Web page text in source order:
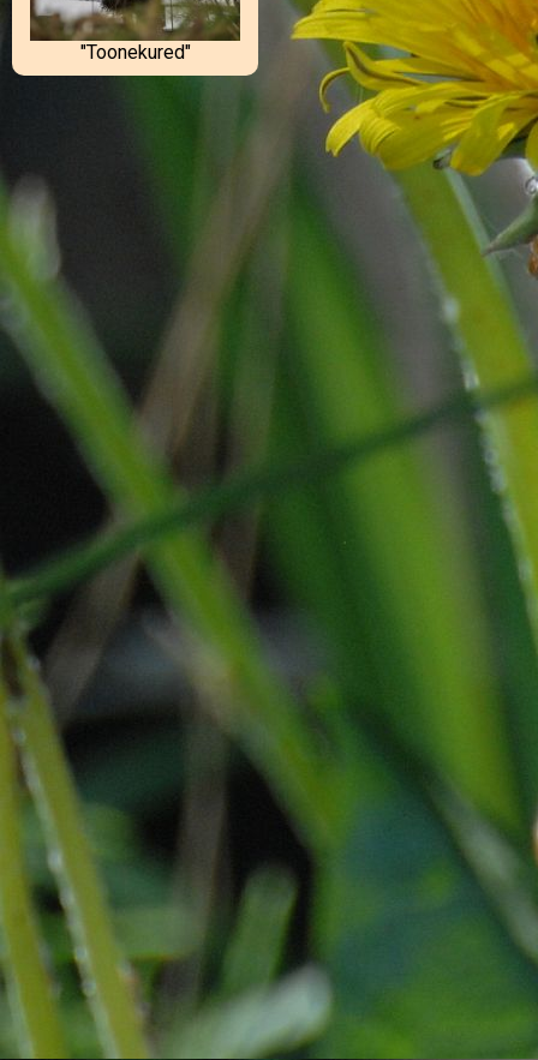
Luunja LA Midrimaa
"Midrikiisud"
(1)
Maardu G 2-3(4)
Olustvere LA Piilu "Muumi"
(1)
Osula PK 4
Padise PK 1-4
Palamuse LA "Kurekesed"
"Maasikas"
Parksepa Keskkool 1
Parksepa Keskkool 3
Pärnu Kuninga Tänava PK 1c
Pärnu Kuninga Tänava PK 2
Pärnu Rääma PK 2b
(6)
Pelguranna LA "Leiutad rühm"
Pirita Kose LA "Sipelgad"
Pirita MajandusG 2c
Põhja-Järva Kool 4(4)
Põltsamaa ÜhisG 3b
Põlva Lõunakaare LA
Rakke Kool 2
Rakvere Vabaduse Kool 4b
(46)
(16)
Rapla Vesiroosi Kool 1b
Rapla Vesiroosi Kool 2a
Riia Eesti PK 1
Riisipere LA "Kastanid"
Risti Kool 5-9
Risti PK 2
Saku LA Terake "Lepalinnud"
Sillamäe Vanalinna Kool 3b
Sitsi LA "rühm Piibeleht"
Suure-Jaani LA Sipsik
"Päikesekiired"
Suuremõisa LA-PK 1-6
(13)
Tallinna Kesklinna PK 2d1(2)
Tallinna Kesklinna PK 2d2
"Toonekured"